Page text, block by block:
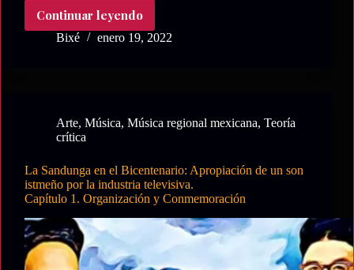
Continuar leyendo
La
Sandunga
de
un
istmeño
por
la
televisiva.
Capítulo
2.
Bixé enero 19, 2022
Arte, Música, Música regional mexicana, Teoría
crítica
La Sandunga en el Bicentenario: Apropiación de un son
istmeño por la industria televisiva.
Capítulo 1. Organización y Conmemoración